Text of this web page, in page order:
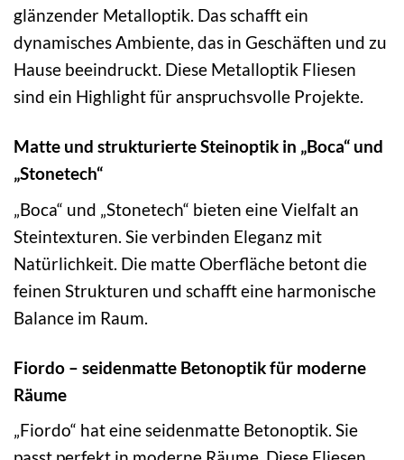
glänzender Metalloptik. Das schafft ein
dynamisches Ambiente, das in Geschäften und zu
Hause beeindruckt. Diese Metalloptik Fliesen
sind ein Highlight für anspruchsvolle Projekte.
Matte und strukturierte Steinoptik in „Boca“ und
„Stonetech“
„Boca“ und „Stonetech“ bieten eine Vielfalt an
Steintexturen. Sie verbinden Eleganz mit
Natürlichkeit. Die matte Oberfläche betont die
feinen Strukturen und schafft eine harmonische
Balance im Raum.
Fiordo – seidenmatte Betonoptik für moderne
Räume
„Fiordo“ hat eine seidenmatte Betonoptik. Sie